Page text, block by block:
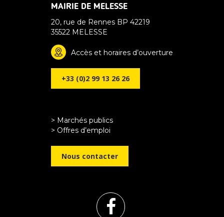
MAIRIE DE MELESSE
20, rue de Rennes BP 42219
35522 MELESSE
Accès et horaires d’ouverture
+33 (0)2 99 13 26 26
> Marchés publics
> Offres d’emploi
Nous contacter